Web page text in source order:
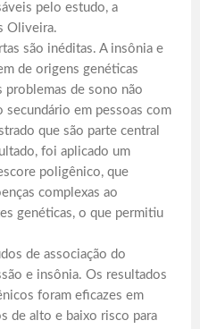
pelo estudo, a
Oliveira.
são inéditas. A insônia e
de origens genéticas
problemas de sono não
secundário em pessoas com
que são parte central
foi aplicado um
poligênico, que
complexas ao
genéticas, o que permitiu
de associação do
e insônia. Os resultados
foram eficazes em
de alto e baixo risco para